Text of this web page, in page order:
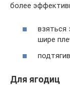
более
взяться
шире
Для ягодиц